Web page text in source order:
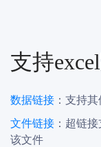
支持
数据链接 ：支持
文件链接 ：超链
该文件